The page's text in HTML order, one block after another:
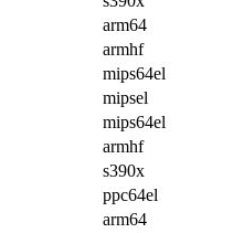
arm64
armhf
mips64el
mipsel
mips64el
armhf
s390x
ppc64el
arm64